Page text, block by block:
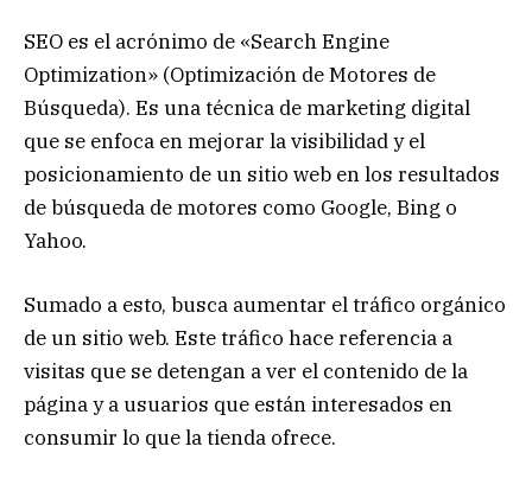
SEO es el acrónimo de «Search Engine
Optimization» (Optimización de Motores de
Búsqueda). Es una técnica de marketing digital
que se enfoca en mejorar la visibilidad y el
posicionamiento de un sitio web en los resultados
de búsqueda de motores como Google, Bing o
Yahoo.
Sumado a esto, busca aumentar el tráfico orgánico
de un sitio web. Este tráfico hace referencia a
visitas que se detengan a ver el contenido de la
página y a usuarios que están interesados en
consumir lo que la tienda ofrece.